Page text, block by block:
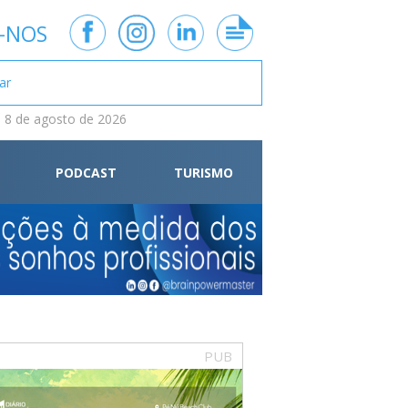
8 de agosto de 2026
PODCAST TURISMO
PUB